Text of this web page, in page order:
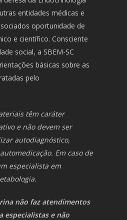
entidades médicas e
oportunidade de
e científico. Consciente
social, a SBEM-SC
básicas sobre as
pelo
têm caráter
e não devem ser
autodiagnóstico,
Em caso de
especialista em
não faz atendimentos
especialistas e não